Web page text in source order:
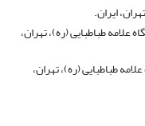
ایران.
طباطبایی (ره)، تهران،
طباطبایی (ره)، تهران،